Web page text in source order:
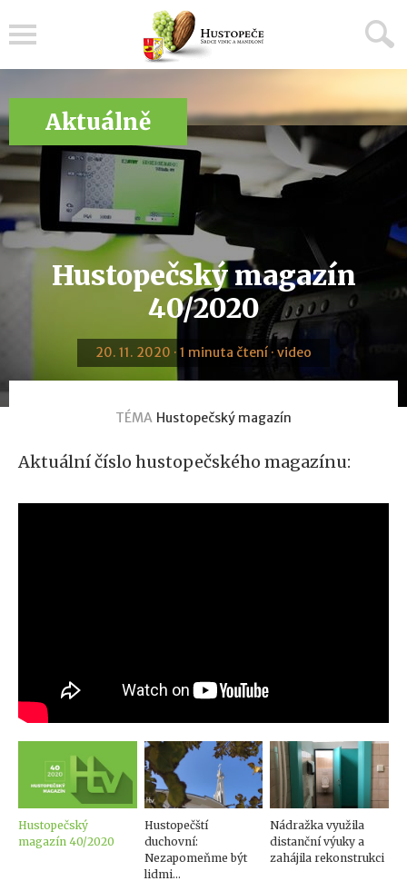
Aktuálně
Hustopečský magazín
40/2020
20. 11. 2020 · 1 minuta čtení · video
TÉMA Hustopečský magazín
Aktuální číslo hustopečského magazínu:
Hustopečský
magazín 40/2020
Hustopečští
duchovní:
Nezapomeňme být
lidmi...
Nádražka využila
distanční výuky a
zahájila rekonstrukci